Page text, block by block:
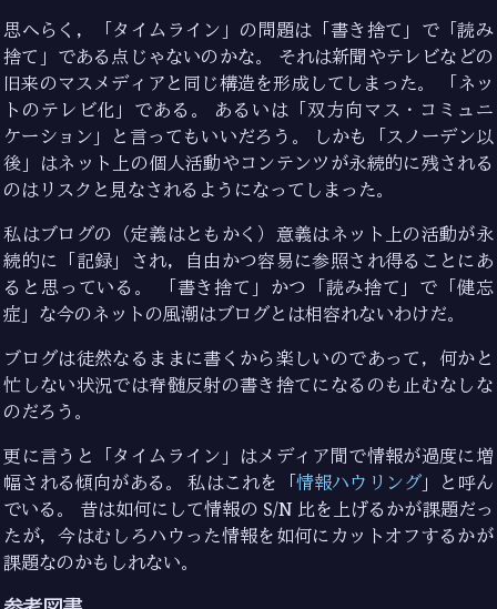
思へらく，「タイムライン」の問題は「書き捨て」で「読み
捨て」である点じゃないのかな。 それは新聞やテレビなどの
旧来のマスメディアと同じ構造を形成してしまった。 「ネッ
トのテレビ化」である。 あるいは「双方向マス・コミュニ
ケーション」と言ってもいいだろう。 しかも「スノーデン以
後」はネット上の個人活動やコンテンツが永続的に残される
のはリスクと見なされるようになってしまった。
私はブログの（定義はともかく）意義はネット上の活動が永
続的に「記録」され，自由かつ容易に参照され得ることにあ
ると思っている。 「書き捨て」かつ「読み捨て」で「健忘
症」な今のネットの風潮はブログとは相容れないわけだ。
ブログは徒然なるままに書くから楽しいのであって，何かと
忙しない状況では脊髄反射の書き捨てになるのも止むなしな
のだろう。
更に言うと「タイムライン」はメディア間で情報が過度に増
幅される傾向がある。 私はこれを「情報ハウリング」と呼ん
でいる。 昔は如何にして情報の S/N 比を上げるかが課題だっ
たが，今はむしろハウった情報を如何にカットオフするかが
課題なのかもしれない。